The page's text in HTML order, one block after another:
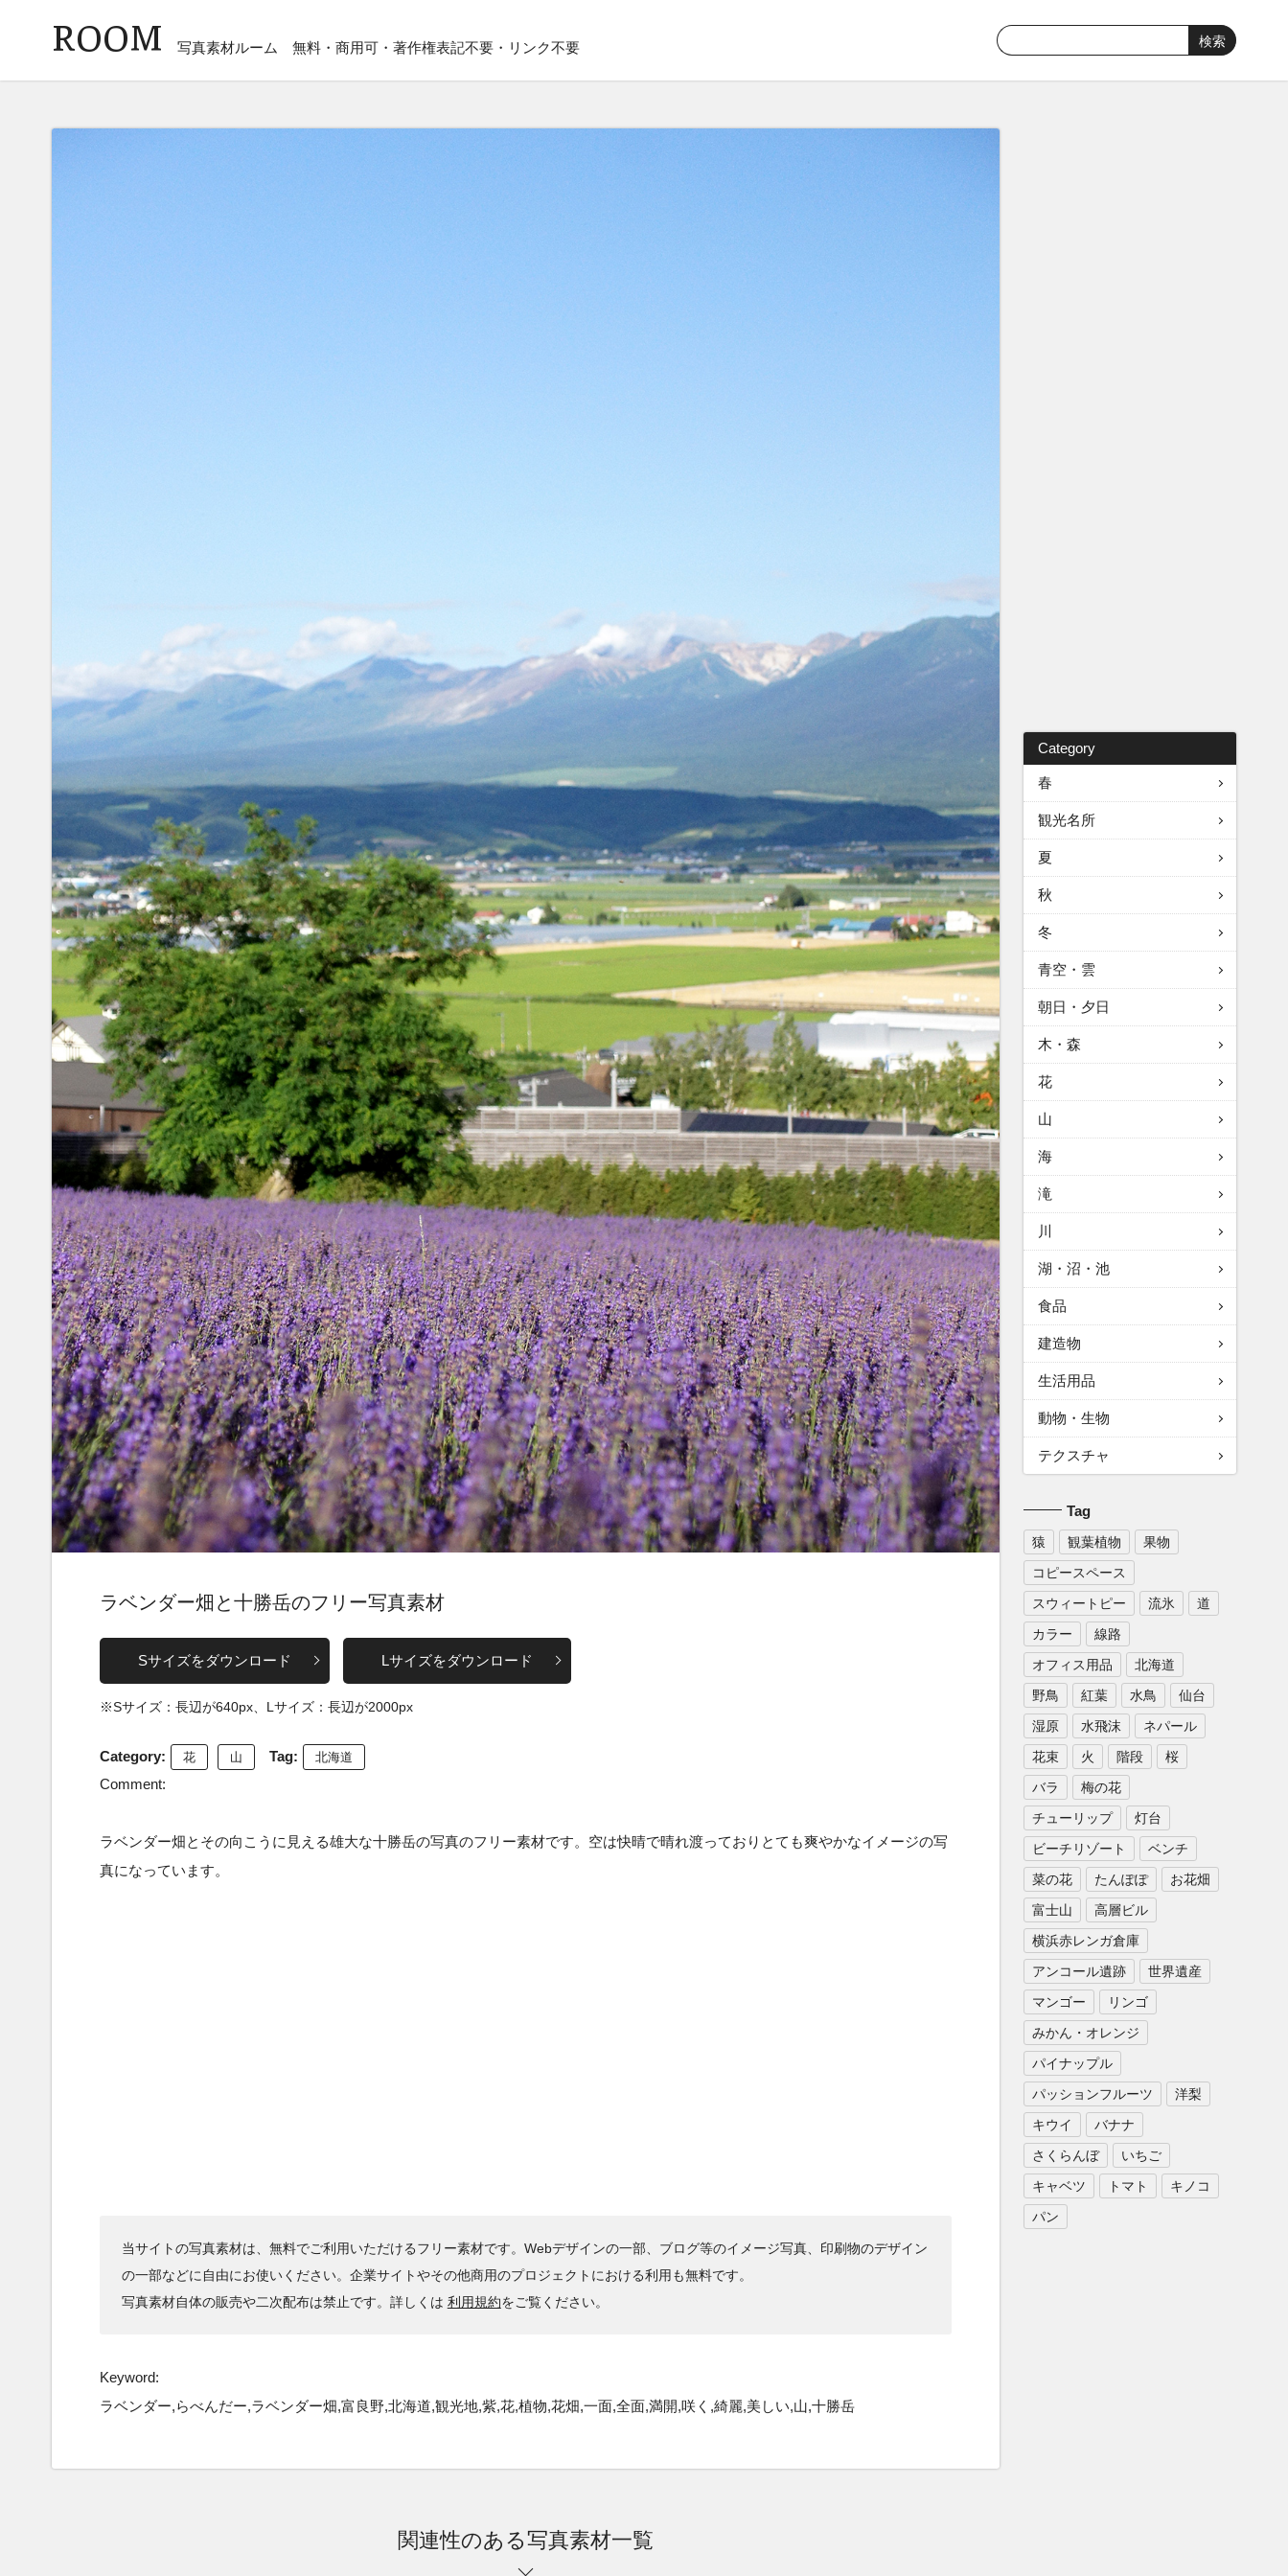
ROOM 写真素材ルーム 無料・商用可・著作権表記不要・リンク不要
ラベンダー畑と十勝岳のフリー写真素材
Sサイズをダウンロード Lサイズをダウンロード
※Sサイズ：長辺が640px、Lサイズ：長辺が2000px
Category: 花 山 Tag: 北海道
Comment:
ラベンダー畑とその向こうに見える雄大な十勝岳の写真のフリー素材です。空は快晴で晴れ渡っておりとても爽やかなイメージの写
真になっています。
当サイトの写真素材は、無料でご利用いただけるフリー素材です。Webデザインの一部、ブログ等のイメージ写真、印刷物のデザイン
の一部などに自由にお使いください。企業サイトやその他商用のプロジェクトにおける利用も無料です。
写真素材自体の販売や二次配布は禁止です。詳しくは 利用規約をご覧ください。
Keyword:
ラベンダー,らべんだー,ラベンダー畑,富良野,北海道,観光地,紫,花,植物,花畑,一面,全面,満開,咲く,綺麗,美しい,山,十勝岳
関連性のある写真素材一覧
Category
春
観光名所
夏
秋
冬
青空・雲
朝日・夕日
木・森
花
山
海
滝
川
湖・沼・池
食品
建造物
生活用品
動物・生物
テクスチャ
Tag
猿 観葉植物
果物
コピースペース
スウィートピー
流氷
道
カラー
線路
オフィス用品
北海道
野鳥
紅葉 水鳥
仙台
湿原
水飛沫
ネパール
花束
火 階段
桜
バラ
梅の花
チューリップ
灯台
ビーチリゾート
ベンチ
菜の花
たんぽぽ
お花畑
富士山
高層ビル
横浜赤レンガ倉庫
アンコール遺跡
世界遺産
マンゴー
リンゴ
みかん・オレンジ
パイナップル
パッションフルーツ
洋梨
キウイ
バナナ
さくらんぼ
いちご
キャベツ
トマト
キノコ
パン